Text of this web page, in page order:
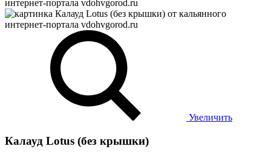
Увеличить
Калауд Lotus (без крышки)